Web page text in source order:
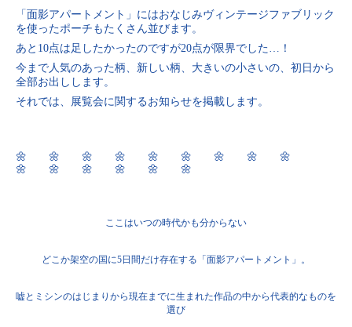
「面影アパートメント」にはおなじみヴィンテージファブリック
を使ったポーチもたくさん並びます。
あと10点は足したかったのですが20点が限界でした…！
今まで人気のあった柄、新しい柄、大きいの小さいの、初日から
全部お出しします。
それでは、展覧会に関するお知らせを掲載します。
🌼 🌼 🌼 🌼 🌼 🌼 🌼 🌼 🌼
🌼 🌼 🌼 🌼 🌼 🌼
ここはいつの時代かも分からない
どこか架空の国に5日間だけ存在する「面影アパートメント」。
嘘とミシンのはじまりから現在までに生まれた作品の中から代表的なものを
選び